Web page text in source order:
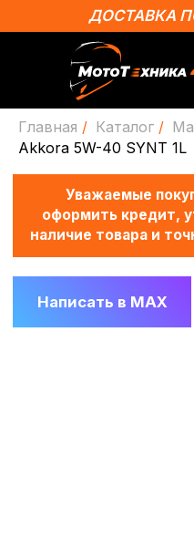
ДОСТАВКА ПО ВСЕЙ
Главная / Каталог /
Akkora 5W-40 SYNT 1L
Написать в MAX
Уважаемые покупатели!
оформить кредит, уточняйте,